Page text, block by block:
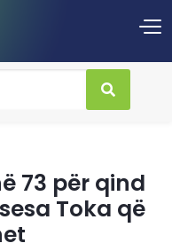
73 për qind
Toka që